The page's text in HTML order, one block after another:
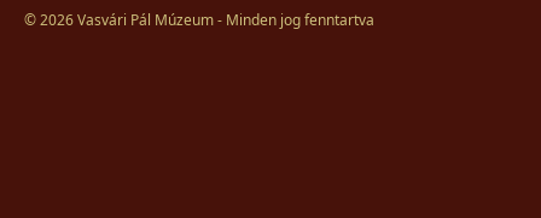
© 2026 Vasvári Pál Múzeum - Minden jog fenntartva